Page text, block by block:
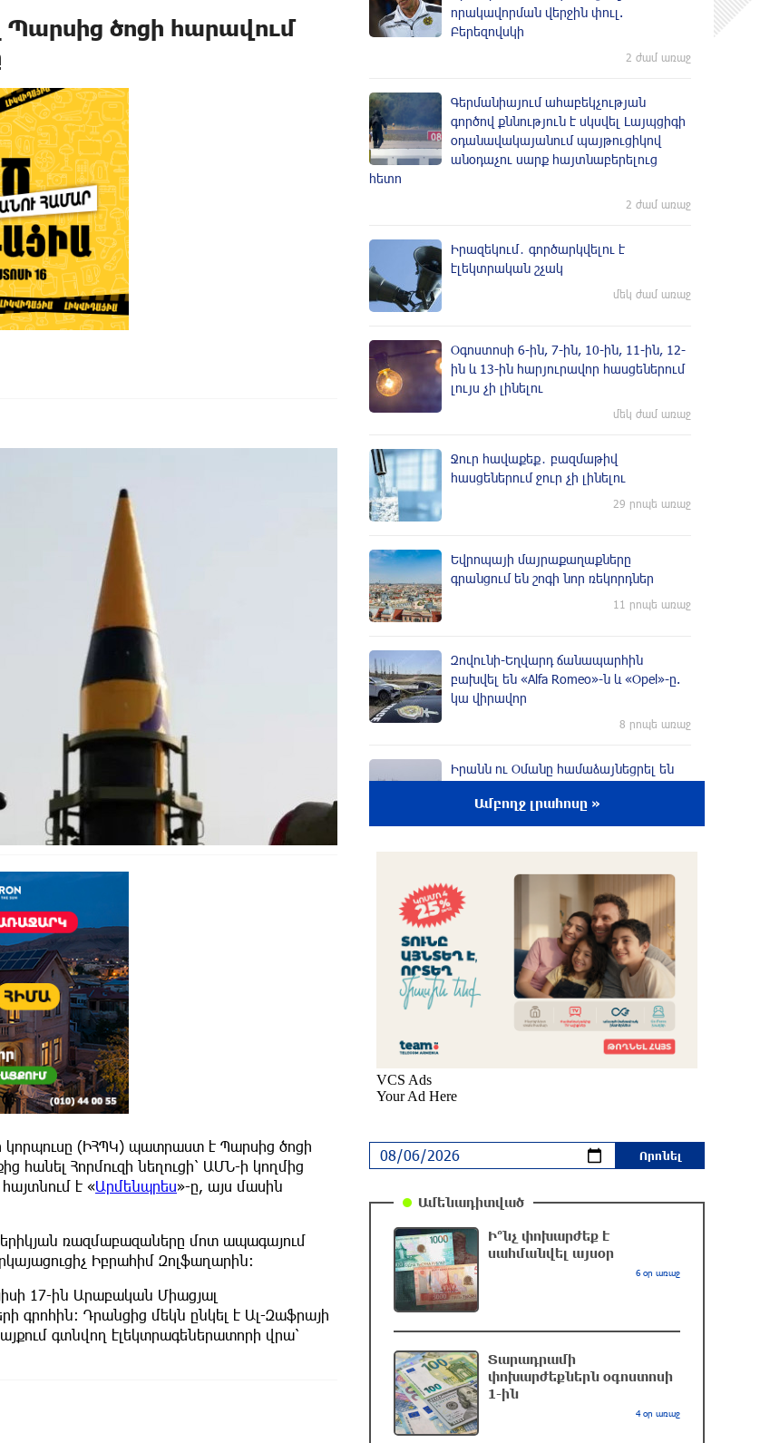
Պարսից ծոցի հարավում
(ԻՀՊԿ) պատրաստ է Պարսից ծոցի
հանել Հորմուզի նեղուցի՝ ԱՄՆ-ի կողմից
է «Արմենպրես»-ը, այս մասին
ռազմաբազաները մոտ ապագայում
Իբրահիմ Զոլֆաղարին։
17-ին Արաբական Միացյալ
գրոհին։ Դրանցից մեկն ընկել է Ալ-Զաֆրայի
գտնվող էլեկտրագեներատորի վրա՝
որակավորման վերջին փուլ.
Բերեզովսկի
2 ժամ առաջ
Գերմանիայում ահաբեկչության
գործով քննություն է սկսվել Լայպցիգի
օդանավակայանում պայթուցիկով
անօդաչու սարք հայտնաբերելուց
հետո
2 ժամ առաջ
Իրազեկում․ գործարկվելու է
էլեկտրական շչակ
մեկ ժամ առաջ
Օգոստոսի 6-ին, 7-ին, 10-ին, 11-ին, 12-
ին և 13-ին հարյուրավոր հասցեներում
լույս չի լինելու
մեկ ժամ առաջ
Ջուր հավաքեք․ բազմաթիվ
հասցեներում ջուր չի լինելու
29 րոպե առաջ
Եվրոպայի մայրաքաղաքները
գրանցում են շոգի նոր ռեկորդներ
11 րոպե առաջ
Զովունի-Եղվարդ ճանապարհին
բախվել են «Alfa Romeo»-ն և «Opel»-ը.
կա վիրավոր
8 րոպե առաջ
Իրանն ու Օմանը համաձայնեցրել են
կոորդինատները
Կեղծ էջով քաղաքացիներին
առաջարկվում է մասնակցել
խաղարկության․ զգուշացում
մեկ ժամ առաջ
Հարավային Լիբանանում պայթյունի
հետևանքով զոհվել է առնվազն երկու
իսրայելցի զինծառայող
մեկ ժամ առաջ
Բախվել են «Jeep»-ն ու «Ford»-ը. կա 4
մեկ ժամ առաջ
Խոշոր հրդեհ՝ Գավառի Արծվաքար
թաղամասի փայտի արտադրամասում.
վերջինն ամբողջությամբ վերածվել է
մոխրի
2 ժամ առաջ
ավիաընկերության նկատմամբ
պատժամիջոցները
Ամբողջ լրահոսը »
Ամենադիտված
Ի՞նչ փոխարժեք է
սահմանվել այսօր
6 օր առաջ
Տարադրամի
փոխարժեքներն օգոստոսի
1-ին
4 օր առաջ